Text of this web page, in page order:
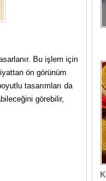
Bu işlem için
ön görünüm
tasarımları da
görebilir,